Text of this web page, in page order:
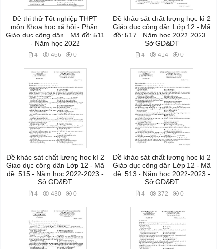
Đề thi thử Tốt nghiệp THPT
môn Khoa học xã hội - Phần:
Giáo dục công dân - Mã đề: 511
- Năm học 2022
4 466 0
Đề khảo sát chất lượng học kì 2
Giáo dục công dân Lớp 12 - Mã
đề: 517 - Năm học 2022-2023 -
Sở GD&ĐT
4 414 0
Đề khảo sát chất lượng học kì 2
Giáo dục công dân Lớp 12 - Mã
đề: 515 - Năm học 2022-2023 -
Sở GD&ĐT
4 430 0
Đề khảo sát chất lượng học kì 2
Giáo dục công dân Lớp 12 - Mã
đề: 513 - Năm học 2022-2023 -
Sở GD&ĐT
4 372 0